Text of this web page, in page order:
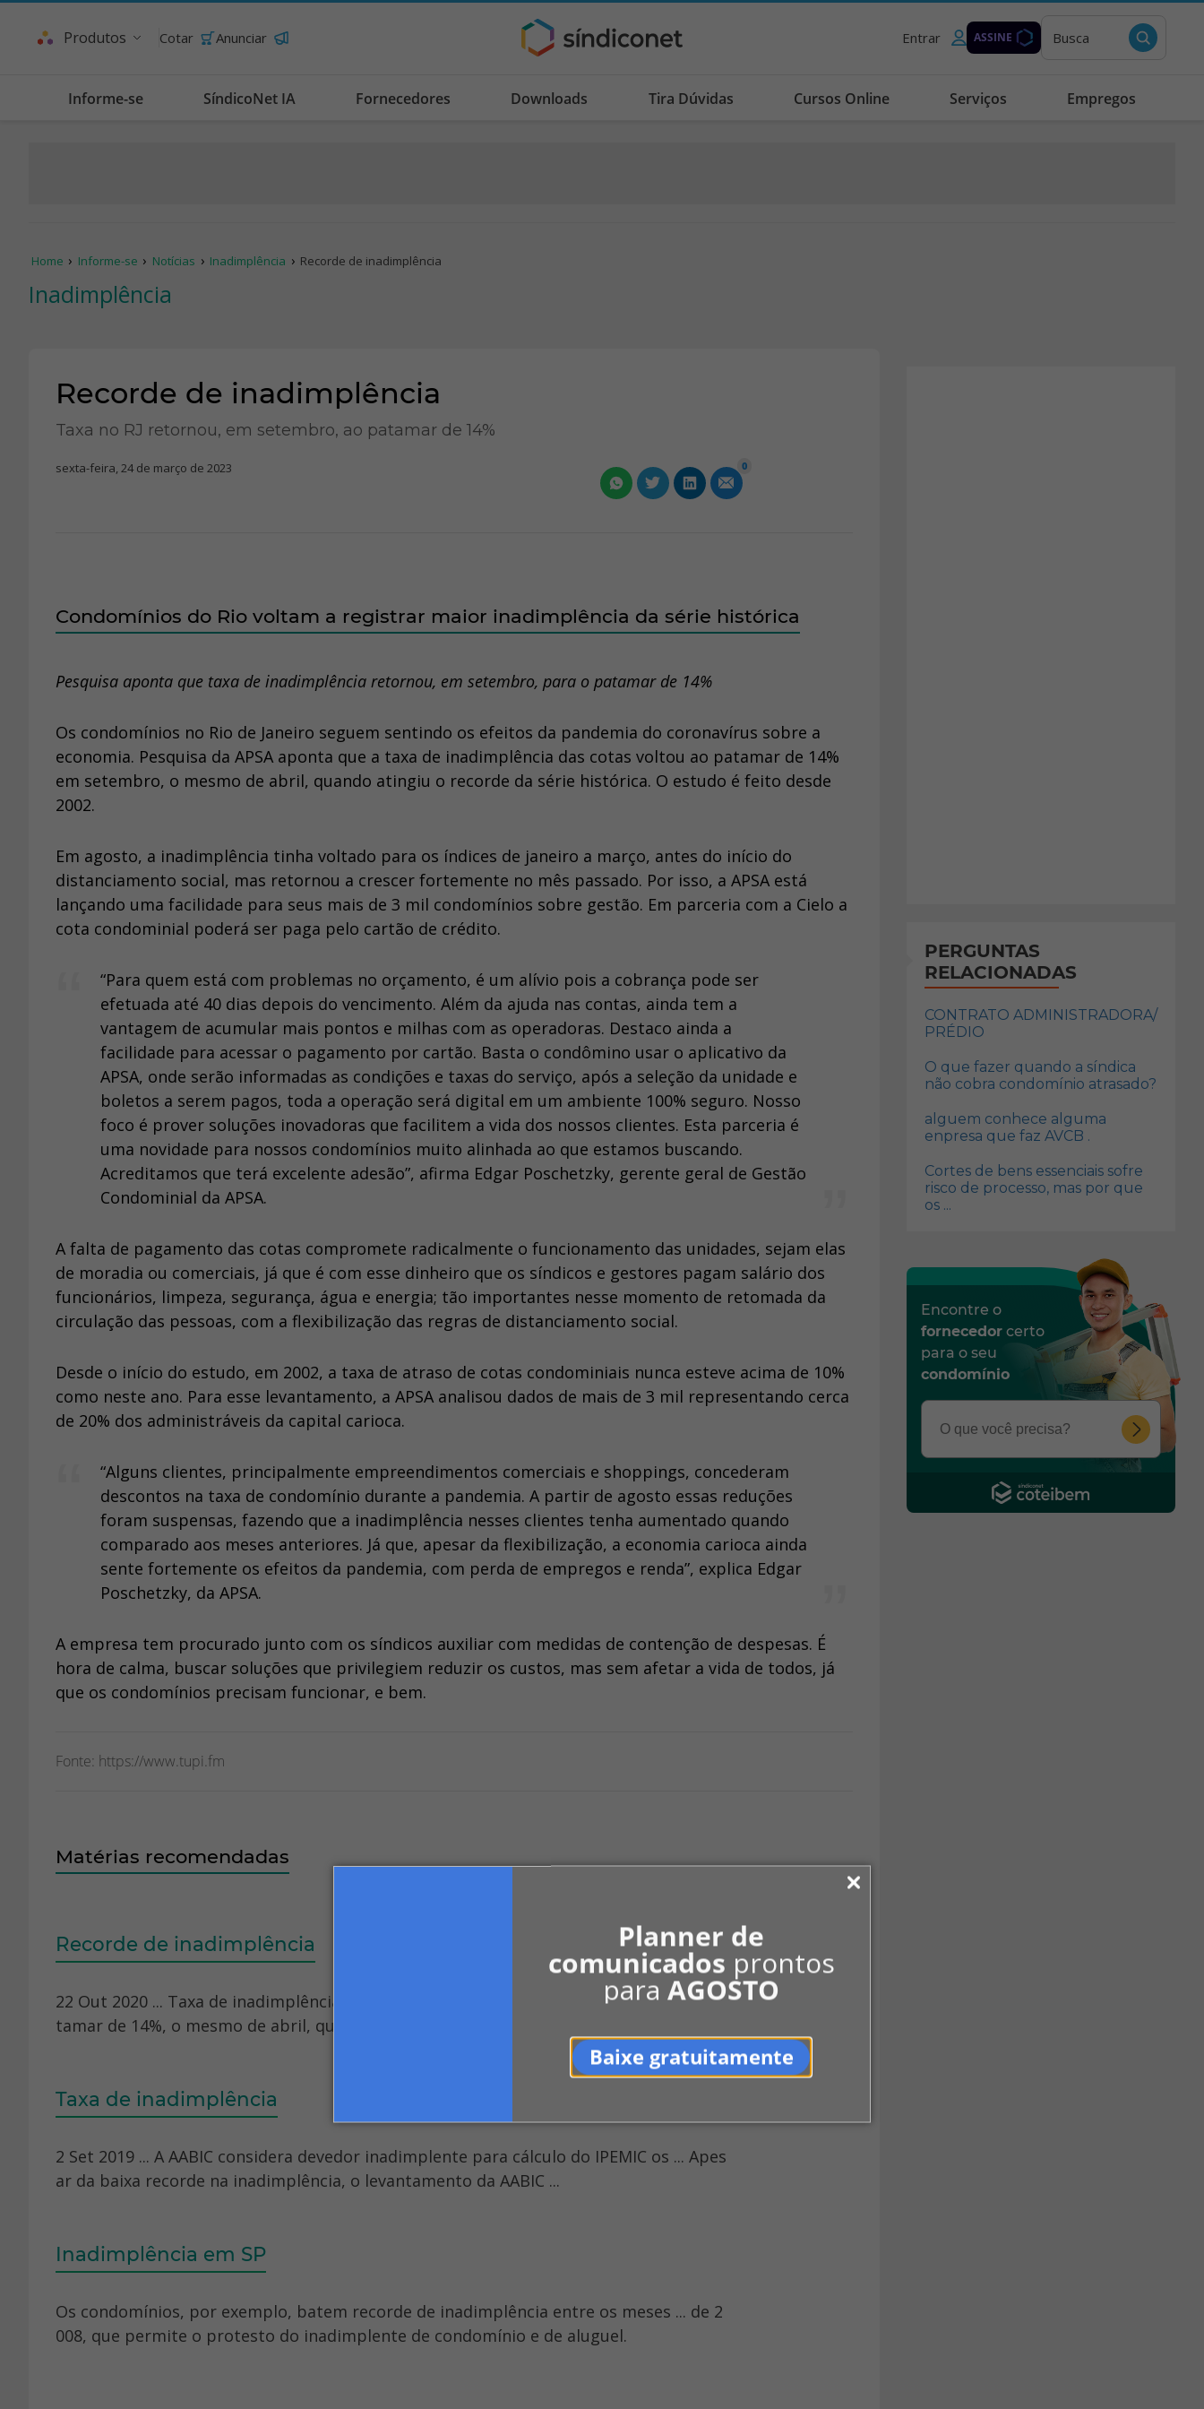
Planner de
comunicados prontos
paraAGOSTO
Baixe gratuitamente
Produtos Cotar Anunciar Entrar ASSINE Busca
Informe-se SíndicoNet IA Fornecedores Downloads Tira Dúvidas Cursos Online Serviços Empregos
Home Informe-se Notícias Inadimplência Recorde de inadimplência
Inadimplência
Recorde de inadimplência
Taxa no RJ retornou, em setembro, ao patamar de 14%
sexta-feira, 24 de março de 2023 0
Condomínios do Rio voltam a registrar maior inadimplência da série histórica
Pesquisa aponta que taxa de inadimplência retornou, em setembro, para o patamar de 14%
Os condomínios no Rio de Janeiro seguem sentindo os efeitos da pandemia do coronavírus sobre a
economia. Pesquisa da APSA aponta que a taxa de inadimplência das cotas voltou ao patamar de 14%
em setembro, o mesmo de abril, quando atingiu o recorde da série histórica. O estudo é feito desde
2002.
Em agosto, a inadimplência tinha voltado para os índices de janeiro a março, antes do início do
distanciamento social, mas retornou a crescer fortemente no mês passado. Por isso, a APSA está
lançando uma facilidade para seus mais de 3 mil condomínios sobre gestão. Em parceria com a Cielo a
cota condominial poderá ser paga pelo cartão de crédito.
“Para quem está com problemas no orçamento, é um alívio pois a cobrança pode ser
efetuada até 40 dias depois do vencimento. Além da ajuda nas contas, ainda tem a
vantagem de acumular mais pontos e milhas com as operadoras. Destaco ainda a
facilidade para acessar o pagamento por cartão. Basta o condômino usar o aplicativo da
APSA, onde serão informadas as condições e taxas do serviço, após a seleção da unidade e
boletos a serem pagos, toda a operação será digital em um ambiente 100% seguro. Nosso
foco é prover soluções inovadoras que facilitem a vida dos nossos clientes. Esta parceria é
uma novidade para nossos condomínios muito alinhada ao que estamos buscando.
Acreditamos que terá excelente adesão”, afirma Edgar Poschetzky, gerente geral de Gestão
Condominial da APSA.
A falta de pagamento das cotas compromete radicalmente o funcionamento das unidades, sejam elas
de moradia ou comerciais, já que é com esse dinheiro que os síndicos e gestores pagam salário dos
funcionários, limpeza, segurança, água e energia; tão importantes nesse momento de retomada da
circulação das pessoas, com a flexibilização das regras de distanciamento social.
Desde o início do estudo, em 2002, a taxa de atraso de cotas condominiais nunca esteve acima de 10%
como neste ano. Para esse levantamento, a APSA analisou dados de mais de 3 mil representando cerca
de 20% dos administráveis da capital carioca.
“Alguns clientes, principalmente empreendimentos comerciais e shoppings, concederam
descontos na taxa de condomínio durante a pandemia. A partir de agosto essas reduções
foram suspensas, fazendo que a inadimplência nesses clientes tenha aumentado quando
comparado aos meses anteriores. Já que, apesar da flexibilização, a economia carioca ainda
sente fortemente os efeitos da pandemia, com perda de empregos e renda”, explica Edgar
Poschetzky, da APSA.
A empresa tem procurado junto com os síndicos auxiliar com medidas de contenção de despesas. É
hora de calma, buscar soluções que privilegiem reduzir os custos, mas sem afetar a vida de todos, já
que os condomínios precisam funcionar, e bem.
Fonte: https://www.tupi.fm
Matérias recomendadas
Recorde de inadimplência
22 Out 2020 ... Taxa de inadimplência condominial no RJ retornou, em setembro, ao pa
tamar de 14%, o mesmo de abril, quando atingiu o recorde da série ...
Taxa de inadimplência
2 Set 2019 ... A AABIC considera devedor inadimplente para cálculo do IPEMIC os ... Apes
ar da baixa recorde na inadimplência, o levantamento da AABIC ...
Inadimplência em SP
Os condomínios, por exemplo, batem recorde de inadimplência entre os meses ... de 2
008, que permite o protesto do inadimplente de condomínio e de aluguel.
PERGUNTAS
RELACIONADAS
CONTRATO ADMINISTRADORA/
PRÉDIO
O que fazer quando a síndica
não cobra condomínio atrasado?
alguem conhece alguma
enpresa que faz AVCB .
Cortes de bens essenciais sofre
risco de processo, mas por que
os ...
Encontre o
fornecedor certo
para o seu
condomínio